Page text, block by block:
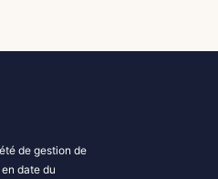
de gestion de
date du